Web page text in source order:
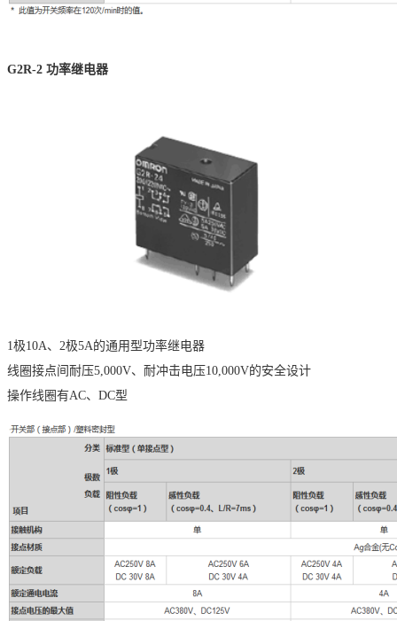
G2R-2 功率继电器
1极10A、2极5A的通用型功率继电器
线圈接点间耐压5,000V、耐冲击电压10,000V的安全设计
操作线圈有AC、DC型